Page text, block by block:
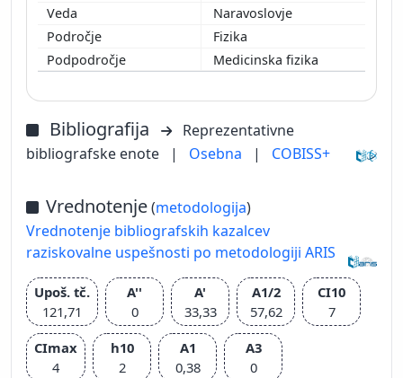
Naravoslovje
Fizika
Medicinska fizika
Bibliografija
Reprezentativne
bibliografske enote
| Osebna | COBISS+
Vrednotenje(metodologija)
Vrednotenje bibliografskih kazalcev
raziskovalne uspešnosti po metodologiji ARIS
Upoš. tč.
121,71
A''
0
A'
33,33
A1/2
57,62
CI10
7
CImax
4
h10
2
A1
0,38
A3
0